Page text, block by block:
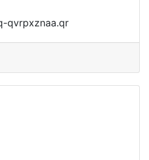
qenuae